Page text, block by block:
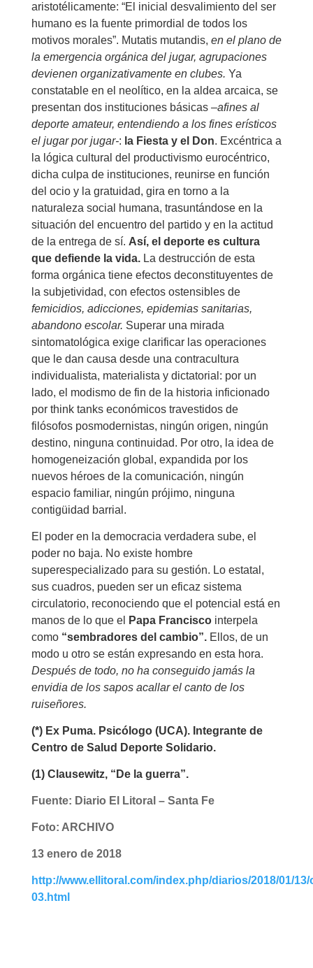
aristotélicamente: “El inicial desvalimiento del ser
humano es la fuente primordial de todos los
motivos morales”. Mutatis mutandis, en el plano de
la emergencia orgánica del jugar, agrupaciones
devienen organizativamente en clubes. Ya
constatable en el neolítico, en la aldea arcaica, se
presentan dos instituciones básicas –afines al
deporte amateur, entendiendo a los fines erísticos
el jugar por jugar-: la Fiesta y el Don. Excéntrica a
la lógica cultural del productivismo eurocéntrico,
dicha culpa de instituciones, reunirse en función
del ocio y la gratuidad, gira en torno a la
naturaleza social humana, trasuntándose en la
situación del encuentro del partido y en la actitud
de la entrega de sí. Así, el deporte es cultura
que defiende la vida.La destrucción de esta
forma orgánica tiene efectos deconstituyentes de
la subjetividad, con efectos ostensibles de
femicidios, adicciones, epidemias sanitarias,
abandono escolar. Superar una mirada
sintomatológica exige clarificar las operaciones
que le dan causa desde una contracultura
individualista, materialista y dictatorial: por un
lado, el modismo de fin de la historia inficionado
por think tanks económicos travestidos de
filósofos posmodernistas, ningún origen, ningún
destino, ninguna continuidad. Por otro, la idea de
homogeneización global, expandida por los
nuevos héroes de la comunicación, ningún
espacio familiar, ningún prójimo, ninguna
contigüidad barrial.
El poder en la democracia verdadera sube, el
poder no baja. No existe hombre
superespecializado para su gestión. Lo estatal,
sus cuadros, pueden ser un eficaz sistema
circulatorio, reconociendo que el potencial está en
manos de lo que el
Papa Franciscointerpela
como “sembradores del cambio”.Ellos, de un
modo u otro se están expresando en esta hora.
Después de todo, no ha conseguido jamás la
envidia de los sapos acallar el canto de los
ruiseñores.
(*) Ex Puma. Psicólogo (UCA). Integrante de
Centro de Salud Deporte Solidario.
(1) Clausewitz, “De la guerra”.
Fuente: Diario El Litoral – Santa Fe
Foto: ARCHIVO
13 enero de 2018
http://www.ellitoral.com/index.php/diarios/2018/01/
03.html